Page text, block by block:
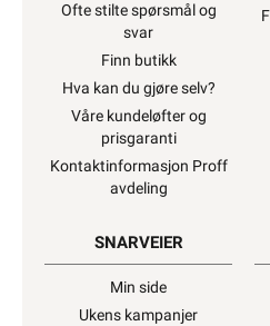
Ofte stilte spørsmål og
svar
Finn butikk
Hva kan du gjøre selv?
Våre kundeløfter og
prisgaranti
Kontaktinformasjon Proff
avdeling
SNARVEIER
Min side
Ukens kampanjer